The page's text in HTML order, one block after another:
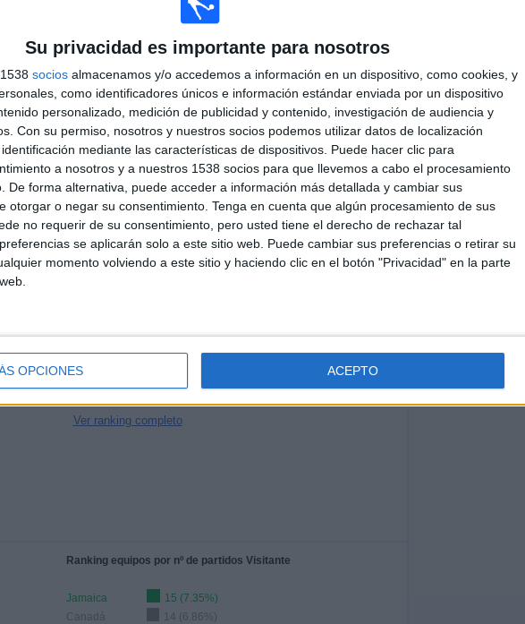
Su privacidad es importante para nosotros
socios almacenamos y/o accedemos a información en un dispositivo, como cookies, y
como identificadores únicos e información estándar enviada por un dispositivo
personalizado, medición de publicidad y contenido, investigación de audiencia y
Con su permiso, nosotros y nuestros socios podemos utilizar datos de localización
mediante las características de dispositivos. Puede hacer clic para
a nosotros y a nuestros 1538 socios para que llevemos a cabo el procesamiento
De forma alternativa, puede acceder a información más detallada y cambiar sus
otorgar o negar su consentimiento. Tenga en cuenta que algún procesamiento de sus
no requerir de su consentimiento, pero usted tiene el derecho de rechazar tal
se aplicarán solo a este sitio web. Puede cambiar sus preferencias o retirar su
momento volviendo a este sitio y haciendo clic en el botón "Privacidad" en la parte
OPCIONES ACEPTO
Estados Unidos - México
Disney+ Estándar
11
CANALES TV
4047
SIN PARTIDO
GRATUÍTO
1.5
CANALES POR
PARTIDO
100%
Ranking equipos por nº de partidos en abierto
Ver ranking completo
Ranking equipos por nº de partidos Visitante
Jamaica
15 (7.35%)
Canadá
14 (6.86%)